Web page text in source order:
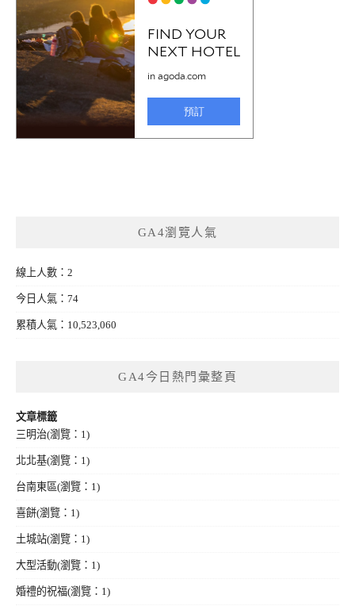
GA4瀏覽人氣
線上人數：2
今日人氣：74
累積人氣：10,523,060
GA4今日熱門彙整頁
文章標籤
三明治(瀏覽：1)
北北基(瀏覽：1)
台南東區(瀏覽：1)
喜餅(瀏覽：1)
土城站(瀏覽：1)
大型活動(瀏覽：1)
婚禮的祝福(瀏覽：1)